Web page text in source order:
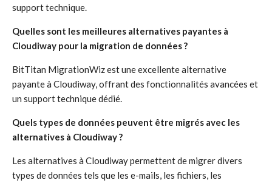
support technique.
Quelles sont les meilleures alternatives payantes à
Cloudiway pour la migration de données ?
BitTitan MigrationWiz est une excellente alternative
payante à Cloudiway, offrant des fonctionnalités avancées et
un support technique dédié.
Quels types de données peuvent être migrés avec les
alternatives à Cloudiway ?
Les alternatives à Cloudiway permettent de migrer divers
types de données tels que les e-mails, les fichiers, les